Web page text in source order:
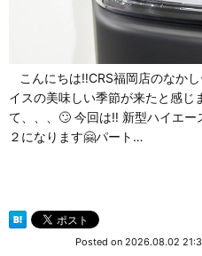
こんにちは‼CRS福岡店のなか
イスの美味しい季節が来たと感
て、、、🙄 今回は‼ 新型ハイエ
２になります🤗パート…
Posted on 2026.08.02